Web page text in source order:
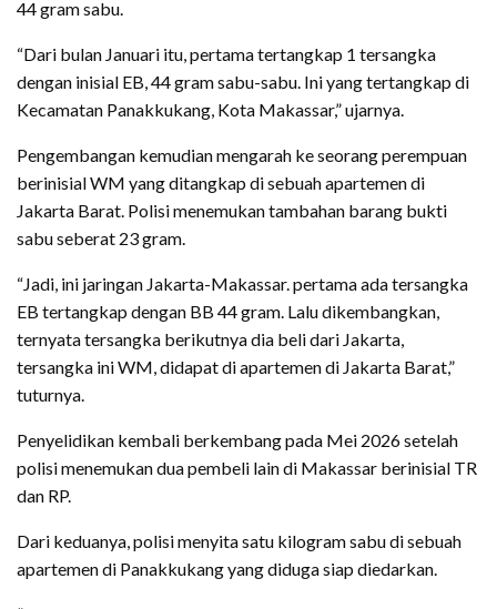
44 gram sabu.
“Dari bulan Januari itu, pertama tertangkap 1 tersangka
dengan inisial EB, 44 gram sabu-sabu. Ini yang tertangkap di
Kecamatan Panakkukang, Kota Makassar,” ujarnya.
Pengembangan kemudian mengarah ke seorang perempuan
berinisial WM yang ditangkap di sebuah apartemen di
Jakarta Barat. Polisi menemukan tambahan barang bukti
sabu seberat 23 gram.
“Jadi, ini jaringan Jakarta-Makassar. pertama ada tersangka
EB tertangkap dengan BB 44 gram. Lalu dikembangkan,
ternyata tersangka berikutnya dia beli dari Jakarta,
tersangka ini WM, didapat di apartemen di Jakarta Barat,”
tuturnya.
Penyelidikan kembali berkembang pada Mei 2026 setelah
polisi menemukan dua pembeli lain di Makassar berinisial TR
dan RP.
Dari keduanya, polisi menyita satu kilogram sabu di sebuah
apartemen di Panakkukang yang diduga siap diedarkan.